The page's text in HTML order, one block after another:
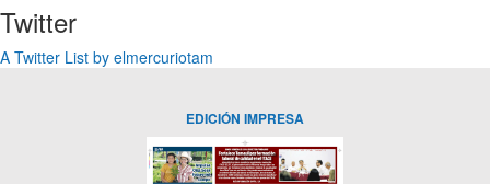
Twitter
A Twitter List by elmercuriotam
EDICIÓN IMPRESA